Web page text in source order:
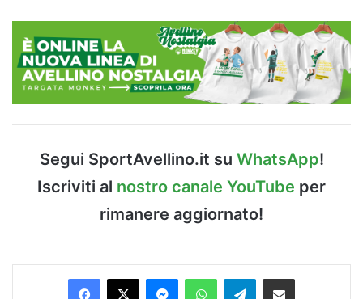
Segui SportAvellino.it su WhatsApp!
Iscriviti al nostro canale YouTube per
rimanere aggiornato!
Facebook
X MessengerWhatsAppTelegramCondividi via Email